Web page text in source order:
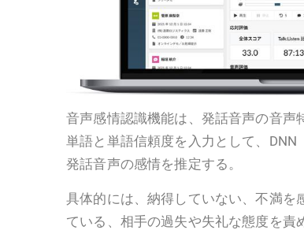
音声感情認識機能は、発話音声の音声
単語と単語信頼度を入力として、
発話音声の感情を推定する。
具体的には、納得していない、不満を
ている、相手の過失や失礼な態度を